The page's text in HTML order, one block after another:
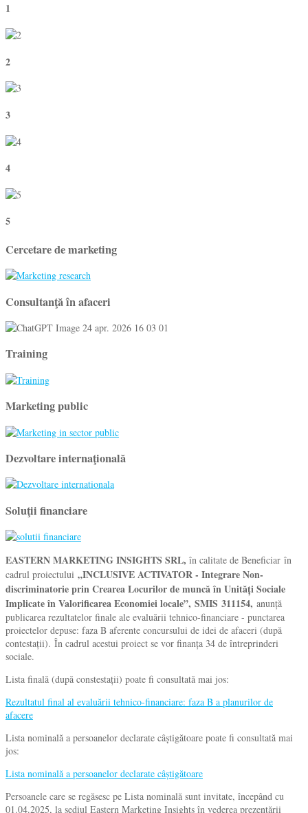
1
2
3
4
5
Cercetare de marketing
Consultanţă în afaceri
Training
Marketing public
Dezvoltare internaţională
Soluţii financiare
EASTERN MARKETING INSIGHTS SRL, în calitate de Beneficiar în
cadrul proiectului „INCLUSIVE ACTIVATOR - Integrare Non-
discriminatorie prin Crearea Locurilor de muncă în Unități Sociale
Implicate în Valorificarea Economiei locale”, SMIS 311154, anunță
publicarea rezultatelor finale ale evaluării tehnico-financiare - punctarea
proiectelor depuse: faza B aferente concursului de idei de afaceri (după
contestații). În cadrul acestui proiect se vor finanța 34 de întreprinderi
sociale.
Lista finală (după constestații) poate fi consultată mai jos:
Rezultatul final al evaluării tehnico-financiare: faza B a planurilor de
afacere
Lista nominală a persoanelor declarate câștigătoare poate fi consultată mai
jos:
Lista nominală a persoanelor declarate câștigătoare
Persoanele care se regăsesc pe Lista nominală sunt invitate, începând cu
01.04.2025, la sediul Eastern Marketing Insights în vederea prezentării